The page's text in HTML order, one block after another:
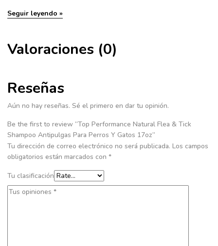
Seguir leyendo »
Valoraciones (0)
Reseñas
Aún no hay reseñas. Sé el primero en dar tu opinión.
Be the first to review “Top Performance Natural Flea & Tick
Shampoo Antipulgas Para Perros Y Gatos 17oz”
Tu dirección de correo electrónico no será publicada. Los campos
obligatorios están marcados con *
Tu clasificación